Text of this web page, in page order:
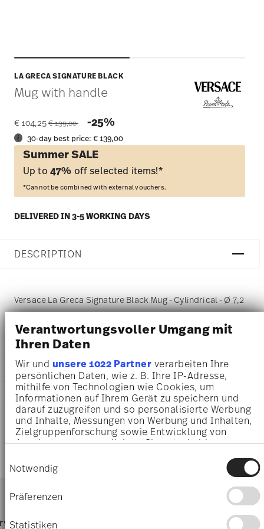
Verantwortungsvoller Umgang mit
Ihren Daten
Wir und unsere 1022 Partnerverarbeiten Ihre
persönlichen Daten, wie z. B. Ihre IP-Adresse,
mithilfe von Technologien wie Cookies, um
Informationen auf Ihrem Gerät zu speichern und
darauf zuzugreifen und so personalisierte Werbung
und Inhalte, Messungen von Werbung und Inhalten,
Zielgruppenforschung sowie Entwicklung von
Angeboten zu ermöglichen. Sie entscheiden
Sie können Ihre Einwilligung jederzeit über die
Cookie-Erklärung oder durch Klicken auf das
Privacy Trigger Symbol ändern oder widerrufen
Informationen über Ihre geografische Lage
Notwendig
Präferenzen
Statistiken
LA GRECA SIGNATURE BLACK
Mug with handle
€ 104,25 Price reduced from
€ 139,00 -25%
30-day best price:€ 139,00
Summer SALE
Up to 47% off selected items!*
*Cannot be combined with external vouchers.
DELIVERED IN 3-5 WORKING DAYS
DESCRIPTION
Versace La Greca Signature Black Mug - Cylindrical - Ø 7,2
DETAILS
Versace
La Greca
Signature Black
Porcelain
Signature Black
DE
DIMENSIONS
7,20 cm
10,80 cm
7,80 cm
CARE AND SAFETY INFORMATION
Food contact safe
shipping
page